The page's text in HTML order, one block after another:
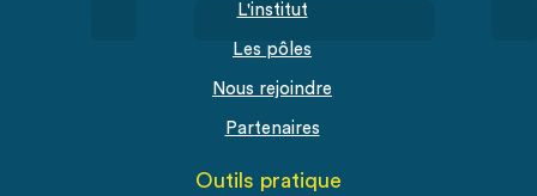
L'institut
Les pôles
Nous rejoindre
Partenaires
Outils pratique